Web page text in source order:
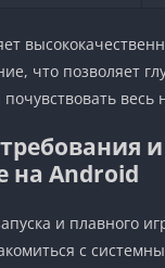
что позволяет
весь
и
на Android
и плавного
с